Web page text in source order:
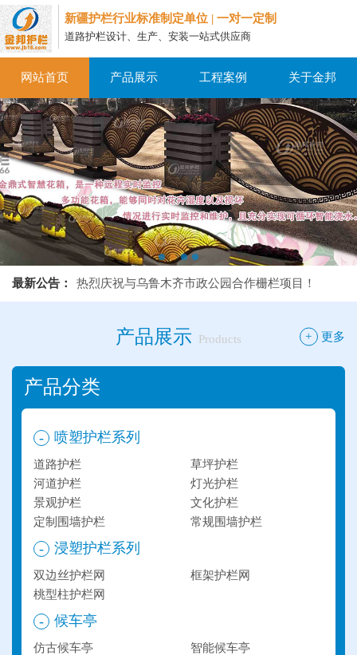
新疆护栏行业标准制定单位 | 一对一定制
道路护栏设计、生产、安装一站式供应商
网站首页 产品展示 工程案例 关于金邦
最新公告：
热烈庆祝与乌鲁木齐市政公园合作栅栏项目！
热烈庆祝与乌鲁木齐市政公园合作栅栏项目！
+
更多
产品展示 Products
产品分类
- 喷塑护栏系列
道路护栏
草坪护栏
河道护栏
灯光护栏
景观护栏
文化护栏
定制围墙护栏
常规围墙护栏
- 浸塑护栏系列
双边丝护栏网
框架护栏网
桃型柱护栏网
- 候车亭
仿古候车亭 智能候车亭